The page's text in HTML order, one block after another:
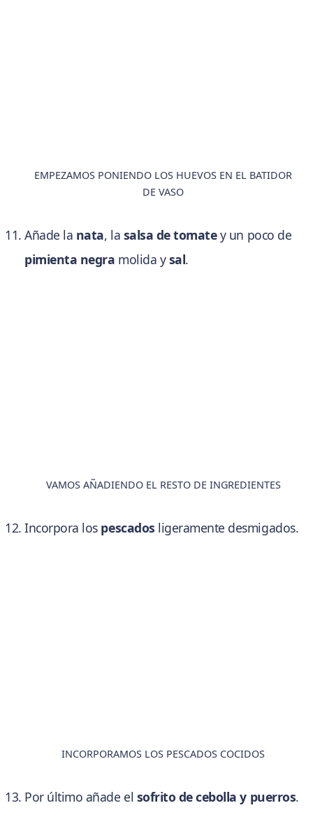
EMPEZAMOS PONIENDO LOS HUEVOS EN EL BATIDOR
DE VASO
Añade la nata, la salsa de tomatey un poco de
pimienta negra molida ysal.
VAMOS AÑADIENDO EL RESTO DE INGREDIENTES
Incorpora los pescados ligeramente desmigados.
INCORPORAMOS LOS PESCADOS COCIDOS
Por último añade el sofrito de cebolla y puerros.